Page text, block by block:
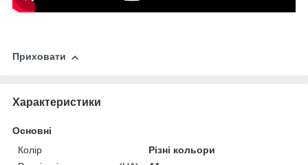
Приховати
Характеристики
Основні
Колір
Різні кольори